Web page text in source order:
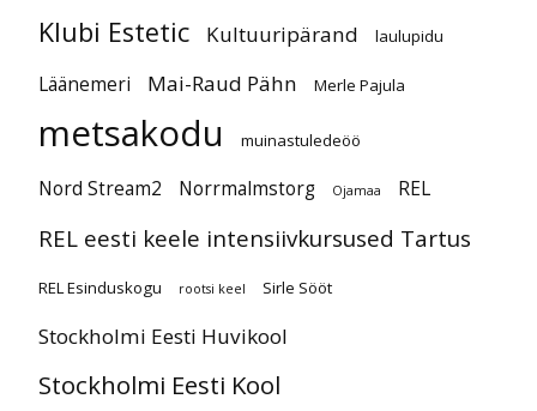
Klubi Estetic Kultuuripärand laulupidu
Läänemeri Mai-Raud Pähn Merle Pajula
metsakodu muinastuledeöö
Nord Stream2 Norrmalmstorg Ojamaa REL
REL eesti keele intensiivkursused Tartus
REL Esinduskogu rootsi keel Sirle Sööt
Stockholmi Eesti Huvikool
Stockholmi Eesti Kool